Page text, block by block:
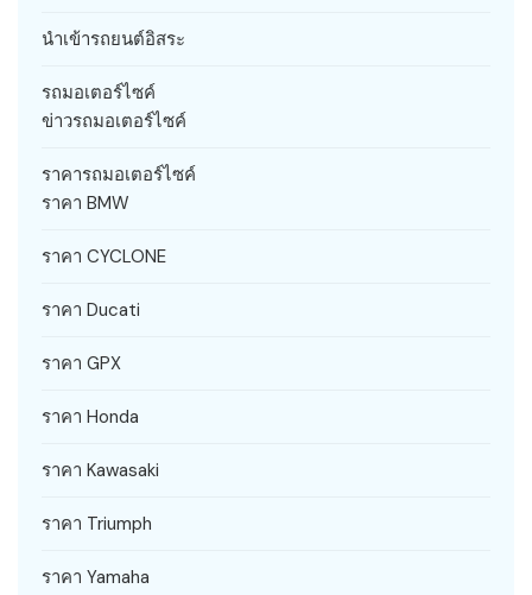
นำเข้ารถยนต์อิสระ
รถมอเตอร์ไซค์
ข่าวรถมอเตอร์ไซค์
ราคารถมอเตอร์ไซค์
ราคา BMW
ราคา CYCLONE
ราคา Ducati
ราคา GPX
ราคา Honda
ราคา Kawasaki
ราคา Triumph
ราคา Yamaha